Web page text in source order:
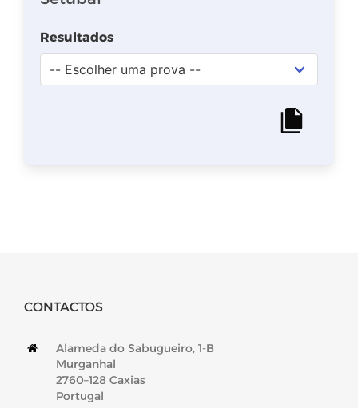
CONTACTOS
Alameda do Sabugueiro, 1-B
Murganhal
2760–128 Caxias
Portugal